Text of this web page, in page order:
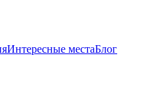
Интересные местаБлог